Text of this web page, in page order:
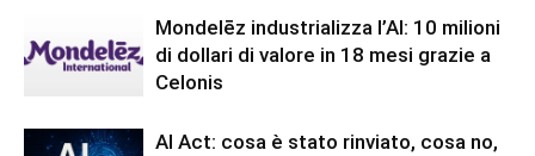
Mondelēz industrializza l’AI: 10 milioni
di dollari di valore in 18 mesi grazie a
Celonis
AI Act: cosa è stato rinviato, cosa no,